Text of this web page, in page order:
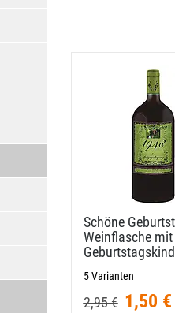
Schöne
Weinflasche
5 Varianten
2,95 € 1,50 €